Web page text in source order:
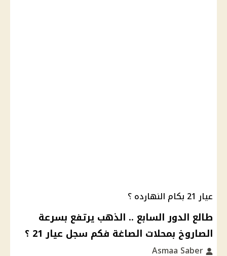
عيار 21 بكام النهارده ؟
طالع الدور السابع .. الذهب يرتفع بسرعة
الصاروخ بمحلات الصاغة فكم سجل عيار 21 ؟